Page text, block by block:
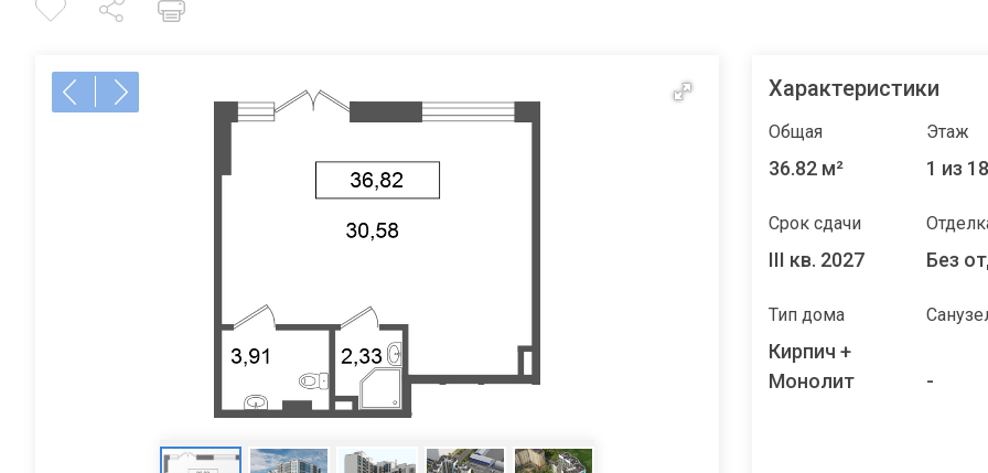
Характеристики
Общая
36.82 м²
Этаж
1 из 18
Срок сдачи
III кв. 2027 Без
Тип дома
Кирпич +
Монолит
-